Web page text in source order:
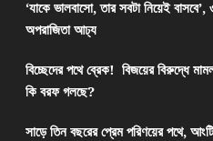
‘যাকে ভালবাসো, তার সবটা নিয়েই
অপরাজিতা আঢ্য
বিচ্ছেদের পথে ব্রেক! বিজয়ের বিরুদ্ধে
কি বরফ গলছে?
সাড়ে তিন বছরের প্রেম পরিণয়ের পথে,